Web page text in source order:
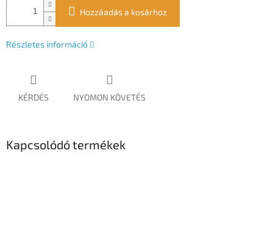
Hozzáadás a kosárhoz
Részletes információ
KÉRDÉS NYOMON KÖVETÉS
Kapcsolódó termékek